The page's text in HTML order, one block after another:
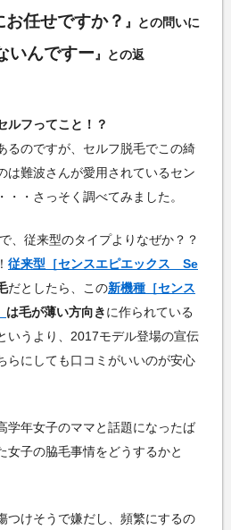
任せですか？ 』との問いに
いんですー 』との返
ルフってこと！？
るのですが、セルフ脱毛でこの綺
は難波さんが愛用されているセン
・・さっそく調べてみました。
、従来型のタイプよりなぜか？？
従来型［センスエピエックス Se
だとしたら、この新機種［センス
は毛が薄い方向きに作られている
いうより、2017モデル登場の宣伝
らにしても口コミがいいのが安心
学年女子のママと話題になったば
女子の脇毛事情をどうするかと
つけそうで嫌だし、頻繁にするの